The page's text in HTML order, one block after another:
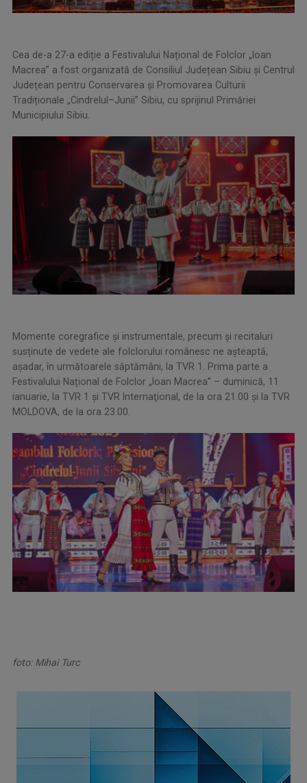
Cea de-a 27-a ediție a Festivalului Național de Folclor „Ioan
Macrea” a fost organizată de Consiliul Județean Sibiu și Centrul
Județean pentru Conservarea și Promovarea Culturii
Tradiționale „Cindrelul–Junii” Sibiu, cu sprijinul Primăriei
Municipiului Sibiu.
Momente coregrafice și instrumentale, precum și recitaluri
susținute de vedete ale folclorului românesc ne așteaptă,
așadar, în următoarele săptămâni, la TVR 1. Prima parte a
Festivalului Național de Folclor „Ioan Macrea” – duminică, 11
ianuarie, la TVR 1 şi TVR Internaţional, de la ora 21.00 şi la TVR
MOLDOVA, de la ora 23.00.
foto: Mihai Turc